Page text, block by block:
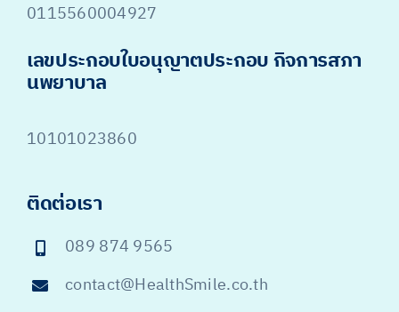
0115560004927
เลขประกอบใบอนุญาตประกอบ กิจการสภา
นพยาบาล
10101023860
ติดต่อเรา
089 874 9565
contact@HealthSmile.co.th